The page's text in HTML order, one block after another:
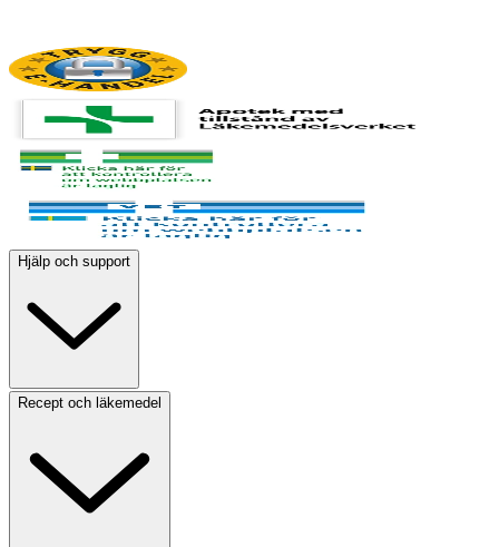
Hjälp och support
Recept och läkemedel